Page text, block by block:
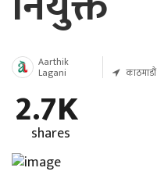
Aarthik
Lagani काठमाडौं
2.7K
shares